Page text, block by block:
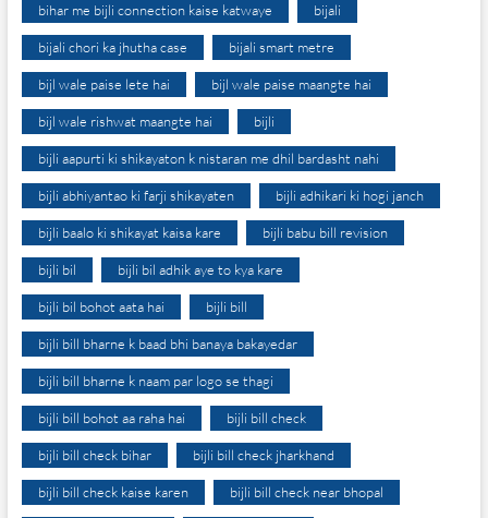
bihar me bijli connection kaise katwaye bijali
bijali chori ka jhutha case bijali smart metre
bijl wale paise lete hai bijl wale paise maangte hai
bijl wale rishwat maangte hai bijli
bijli aapurti ki shikayaton k nistaran me dhil bardasht nahi
bijli abhiyantao ki farji shikayaten bijli adhikari ki hogi janch
bijli baalo ki shikayat kaisa kare bijli babu bill revision
bijli bil bijli bil adhik aye to kya kare
bijli bil bohot aata hai bijli bill
bijli bill bharne k baad bhi banaya bakayedar
bijli bill bharne k naam par logo se thagi
bijli bill bohot aa raha hai bijli bill check
bijli bill check bihar bijli bill check jharkhand
bijli bill check kaise karen bijli bill check near bhopal